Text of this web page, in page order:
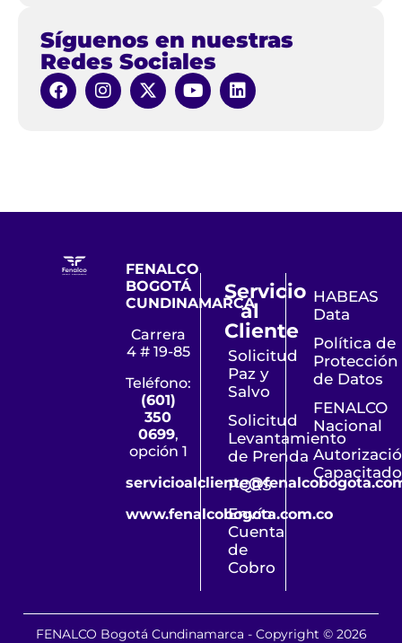
Síguenos en nuestras
Redes Sociales
FENALCO
BOGOTÁ
CUNDINAMARCA
Carrera
4 # 19-85
Teléfono:
(601)
350
0699,
opción 1
www.fenalcobogota.com.co
Servicio
al
Cliente
Solicitud
Paz y
Salvo
Solicitud
Levantamiento
de Prenda
PQRS
Envío
Cuenta
de
Cobro
HABEAS
Data
Política de
Protección
de Datos
FENALCO
Nacional
FENALCO Bogotá Cundinamarca - Copyright © 2026